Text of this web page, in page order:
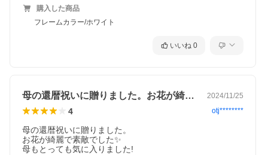
購入した商品
フレームカラー/ホワイト
いいね 0
母の還暦祝いに贈りました。お花が綺麗で… 2024/11/25
4 otj********
母の還暦祝いに贈りました。
お花が綺麗で素敵でした✨
母もとっても気に入りました!